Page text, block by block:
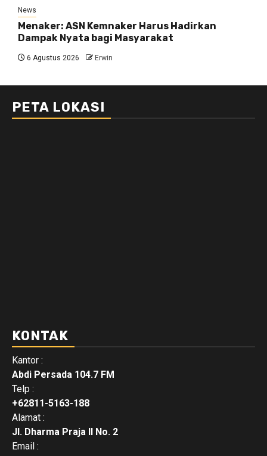
News
Menaker: ASN Kemnaker Harus Hadirkan
Dampak Nyata bagi Masyarakat
6 Agustus 2026 Erwin
PETA LOKASI
KONTAK
Kantor :
Abdi Persada 104.7 FM
Telp :
+62811-5163-188
Alamat :
Jl. Dharma Praja II No. 2
Email :